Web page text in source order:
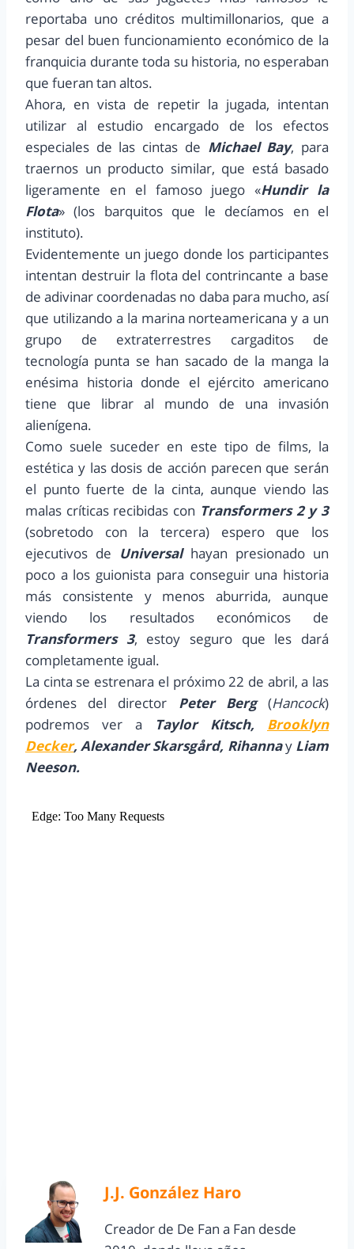
reportaba uno créditos multimillonarios, que a
pesar del buen funcionamiento económico de la
franquicia durante toda su historia, no esperaban
que fueran tan altos.
Ahora, en vista de repetir la jugada, intentan
utilizar al estudio encargado de los efectos
especiales de las cintas de Michael Bay, para
traernos un producto similar, que está basado
ligeramente en el famoso juego «Hundir la
Flota» (los barquitos que le decíamos en el
instituto).
Evidentemente un juego donde los participantes
intentan destruir la flota del contrincante a base
de adivinar coordenadas no daba para mucho, así
que utilizando a la marina norteamericana y a un
grupo de extraterrestres cargaditos de
tecnología punta se han sacado de la manga la
enésima historia donde el ejército americano
tiene que librar al mundo de una invasión
alienígena.
Como suele suceder en este tipo de films, la
estética y las dosis de acción parecen que serán
el punto fuerte de la cinta, aunque viendo las
malas críticas recibidas con Transformers 2 y 3
(sobretodo con la tercera) espero que los
ejecutivos de Universalhayan presionado un
poco a los guionista para conseguir una historia
más consistente y menos aburrida, aunque
viendo los resultados económicos de
Transformers 3, estoy seguro que les dará
completamente igual.
La cinta se estrenara el próximo 22 de abril, a las
órdenes del director Peter Berg(Hancock)
podremos ver a
Taylor Kitsch, Brooklyn
Decker, Alexander Skarsgård, RihannayLiam
Neeson.
J.J. González Haro
Creador de De Fan a Fan desde